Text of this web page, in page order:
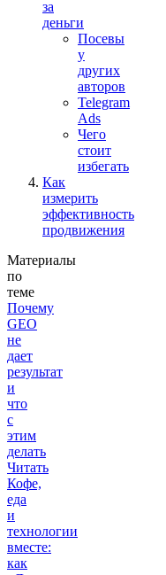
за
деньги
Посевы
у
других
авторов
Telegram
Ads
Чего
стоит
избегать
Как
измерить
эффективность
продвижения
Материалы
по
теме
Почему
GEO
не
дает
результат
и
что
с
этим
делать
Читать
Кофе,
еда
и
технологии
вместе:
как